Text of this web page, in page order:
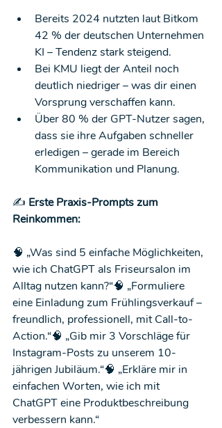
Bereits 2024 nutzten laut Bitkom
42 % der deutschen Unternehmen
KI – Tendenz stark steigend.
Bei KMU liegt der Anteil noch
deutlich niedriger – was dir einen
Vorsprung verschaffen kann.
Über 80 % der GPT-Nutzer sagen,
dass sie ihre Aufgaben schneller
erledigen – gerade im Bereich
Kommunikation und Planung.
✍️ Erste Praxis-Prompts zum
Reinkommen:
🧠 „Was sind 5 einfache Möglichkeiten,
wie ich ChatGPT als Friseursalon im
Alltag nutzen kann?“🧠 „Formuliere
eine Einladung zum Frühlingsverkauf –
freundlich, professionell, mit Call-to-
Action.“🧠 „Gib mir 3 Vorschläge für
Instagram-Posts zu unserem 10-
jährigen Jubiläum.“🧠 „Erkläre mir in
einfachen Worten, wie ich mit
ChatGPT eine Produktbeschreibung
verbessern kann.“